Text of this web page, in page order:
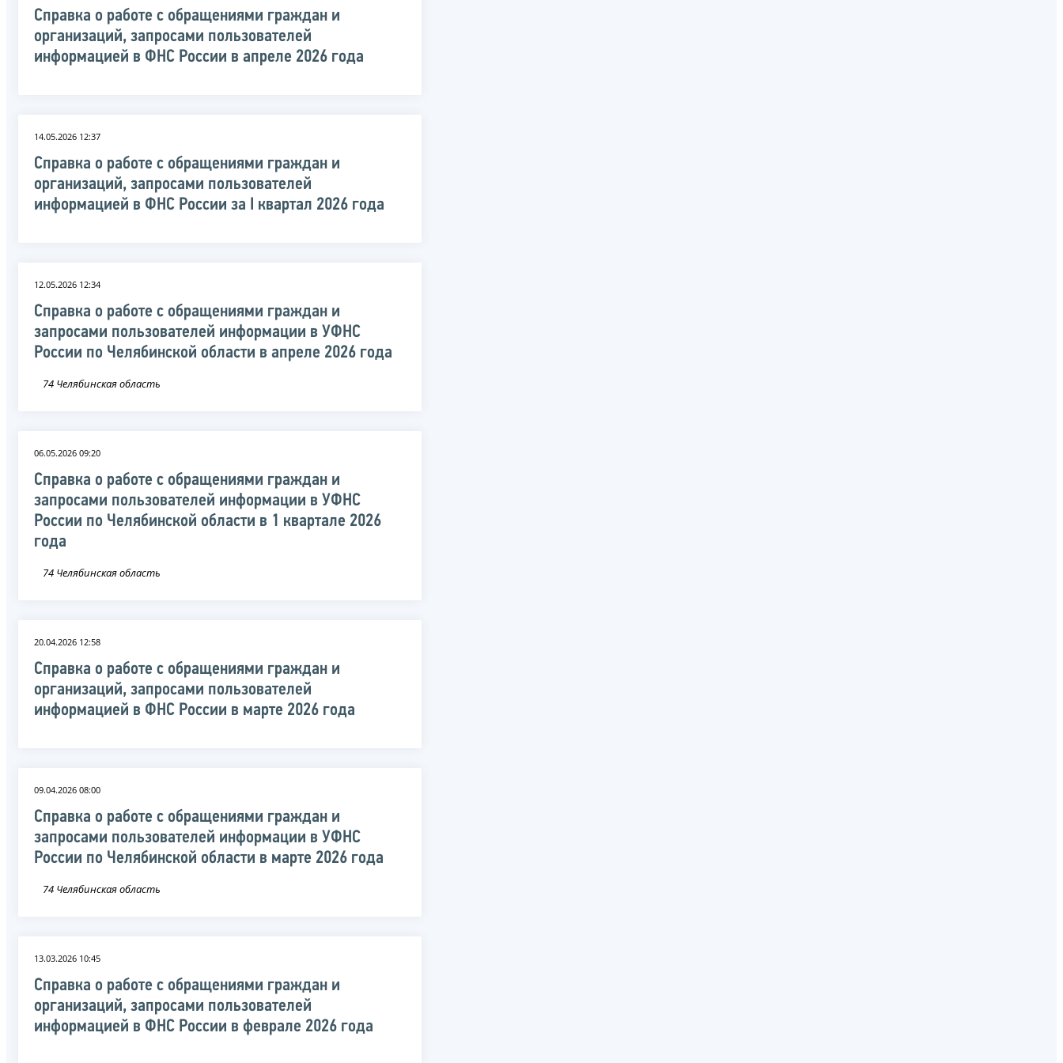
Справка о работе с обращениями граждан и
организаций, запросами пользователей
информацией в ФНС России в апреле 2026 года
14.05.2026 12:37
Справка о работе с обращениями граждан и
организаций, запросами пользователей
информацией в ФНС России за I квартал 2026 года
12.05.2026 12:34
Справка о работе с обращениями граждан и
запросами пользователей информации в УФНС
России по Челябинской области в апреле 2026 года
74 Челябинская область
06.05.2026 09:20
Справка о работе с обращениями граждан и
запросами пользователей информации в УФНС
России по Челябинской области в 1 квартале 2026
года
74 Челябинская область
20.04.2026 12:58
Справка о работе с обращениями граждан и
организаций, запросами пользователей
информацией в ФНС России в марте 2026 года
09.04.2026 08:00
Справка о работе с обращениями граждан и
запросами пользователей информации в УФНС
России по Челябинской области в марте 2026 года
74 Челябинская область
13.03.2026 10:45
Справка о работе с обращениями граждан и
организаций, запросами пользователей
информацией в ФНС России в феврале 2026 года